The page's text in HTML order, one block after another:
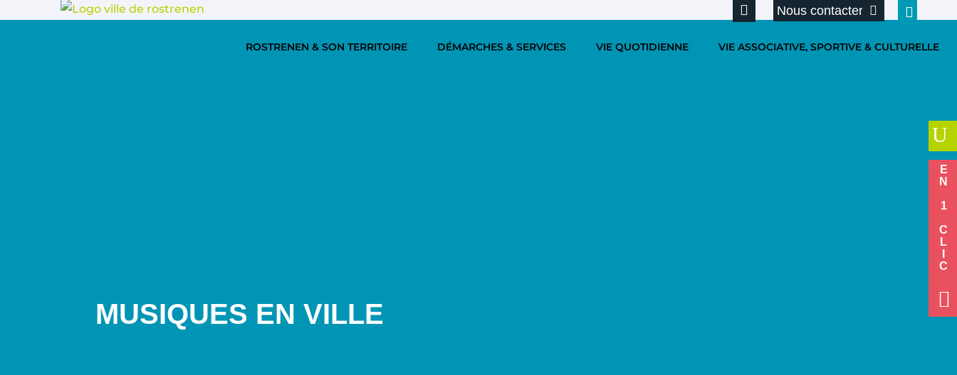
Nous contacter
ROSTRENEN & SON TERRITOIRE DÉMARCHES & SERVICES VIE QUOTIDIENNE VIE ASSOCIATIVE, SPORTIVE & CULTURELLE
MUSIQUES EN VILLE
U
EN 1 CLIC
